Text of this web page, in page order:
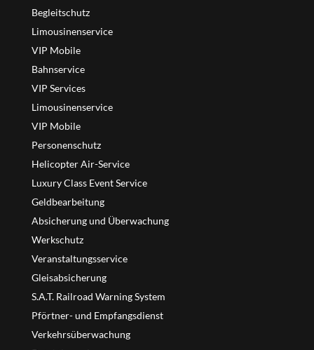
Begleitschutz
Limousinenservice
VIP Mobile
Bahnservice
VIP Services
Limousinenservice
VIP Mobile
Personenschutz
Helicopter Air-Service
Luxury Class Event Service
Geldbearbeitung
Absicherung und Überwachung
Werkschutz
Veranstaltungsservice
Gleisabsicherung
S.A.T. Railroad Warning System
Pförtner- und Empfangsdienst
Verkehrsüberwachung